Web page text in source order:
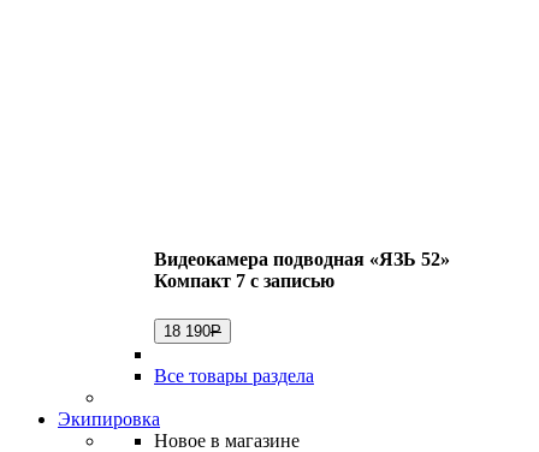
Видеокамера подводная «ЯЗЬ 52»
Компакт 7 с записью
18 190Р
Все товары раздела
Экипировка
Новое в магазине